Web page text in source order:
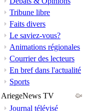
Tribune libre
Faits divers
Le saviez-vous?
Animations régionales
Courrier des lecteurs
En bref dans l'actualité
Sports
AriegeNews TV
Journal télévisé